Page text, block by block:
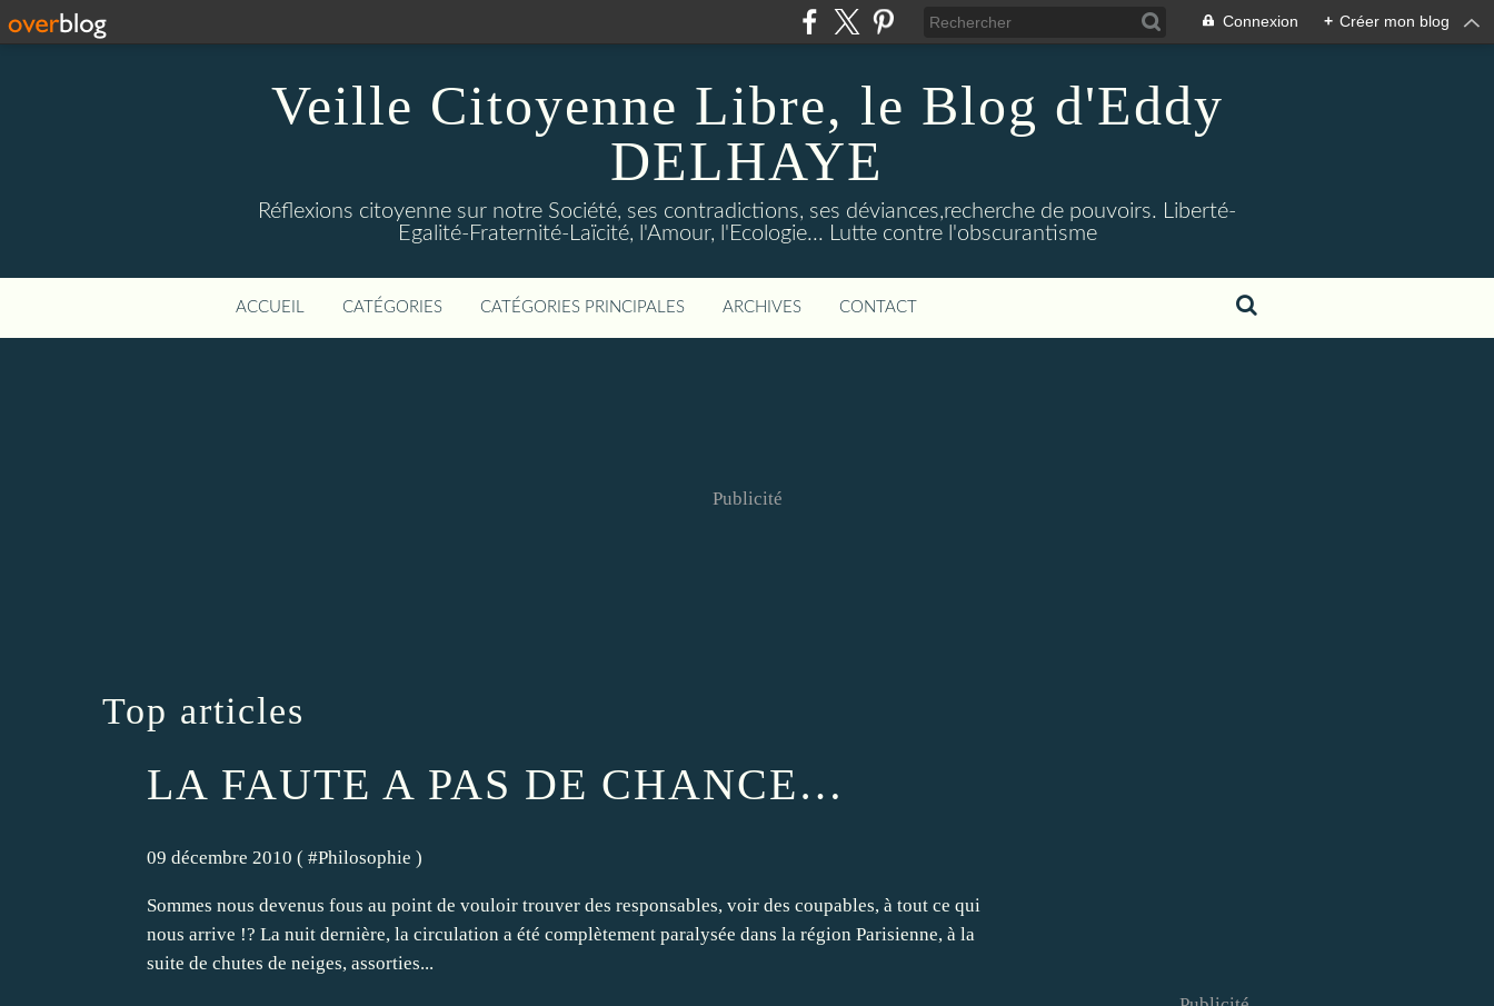
Connexion + Créer mon blog
Veille Citoyenne Libre, le Blog d'Eddy
DELHAYE
Réflexions citoyenne sur notre Société, ses contradictions, ses déviances,recherche de pouvoirs. Liberté-
Egalité-Fraternité-Laïcité, l'Amour, l'Ecologie... Lutte contre l'obscurantisme
ACCUEIL CATÉGORIES CATÉGORIES PRINCIPALES ARCHIVES CONTACT
Publicité
Top articles
LA FAUTE A PAS DE CHANCE…
09 décembre 2010 ( #Philosophie )
Sommes nous devenus fous au point de vouloir trouver des responsables, voir des coupables, à tout ce qui
nous arrive !? La nuit dernière, la circulation a été complètement paralysée dans la région Parisienne, à la
suite de chutes de neiges, assorties...